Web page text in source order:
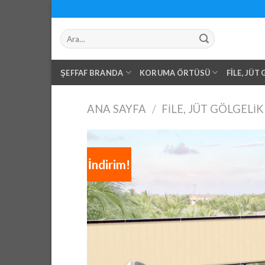
to
content
Ara:
ŞEFFAF BRANDA KORUMA ÖRTÜSÜ FILE, JÜT
ANA SAYFA / FILE, JÜT GÖLGELIK
İndirim!